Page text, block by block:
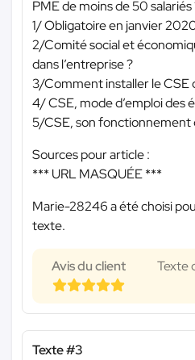
PME de moins de 50 salariés
1/ Obligatoire en janvier
2/Comité social et
dans l’entreprise ?
3/Comment installer le CSE
4/ CSE, mode d’emploi des
5/CSE, son fonctionnement
Sources pour article :
*** URL MASQUÉE ***
Marie-28246 a été choisi
texte.
Avis du client Texte
Texte #3